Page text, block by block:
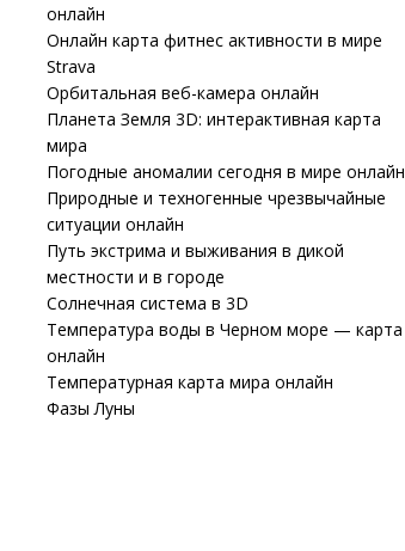
онлайн
Онлайн карта фитнес активности в мире
Strava
Орбитальная веб-камера онлайн
Планета Земля 3D: интерактивная карта
мира
Погодные аномалии сегодня в мире онлайн
Природные и техногенные чрезвычайные
ситуации онлайн
Путь экстрима и выживания в дикой
местности и в городе
Солнечная система в 3D
Температура воды в Черном море — карта
онлайн
Температурная карта мира онлайн
Фазы Луны